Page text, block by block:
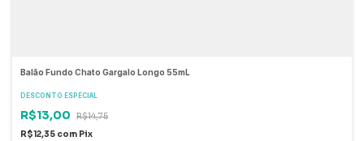
Balão Fundo Chato Gargalo Longo 55mL
DESCONTO ESPECIAL
R$13,00
R$14,75
R$12,35 com Pix